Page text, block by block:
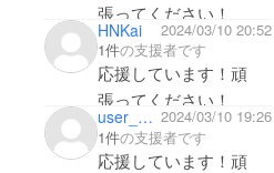
張ってください！
HNKai
2024/03/10 20:52
1件の支援者です
応援しています！頑
張ってください！
user_b0bcabb63bc4 2024/03/10 19:26
1件の支援者です
応援しています！頑